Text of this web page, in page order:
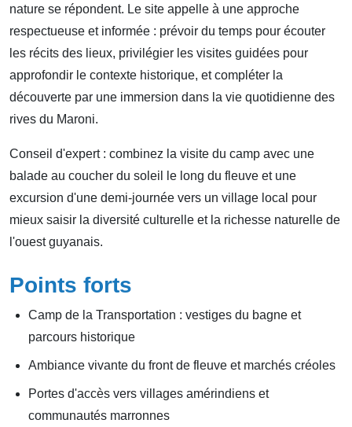
nature se répondent. Le site appelle à une approche
respectueuse et informée : prévoir du temps pour écouter
les récits des lieux, privilégier les visites guidées pour
approfondir le contexte historique, et compléter la
découverte par une immersion dans la vie quotidienne des
rives du Maroni.
Conseil d'expert : combinez la visite du camp avec une
balade au coucher du soleil le long du fleuve et une
excursion d'une demi-journée vers un village local pour
mieux saisir la diversité culturelle et la richesse naturelle de
l'ouest guyanais.
Points forts
Camp de la Transportation : vestiges du bagne et
parcours historique
Ambiance vivante du front de fleuve et marchés créoles
Portes d'accès vers villages amérindiens et
communautés marronnes